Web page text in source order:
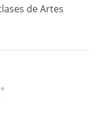
de Artes